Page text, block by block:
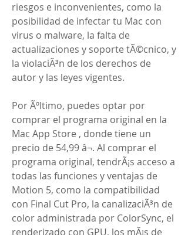
riesgos e inconvenientes, como la
posibilidad de infectar tu Mac con
virus o malware, la falta de
actualizaciones y soporte tÃ©cnico, y
la violaciÃ³n de los derechos de
autor y las leyes vigentes.
Por Ãºltimo, puedes optar por
comprar el programa original en la
Mac App Store , donde tiene un
precio de 54,99 â¬. Al comprar el
programa original, tendrÃ¡s acceso a
todas las funciones y ventajas de
Motion 5, como la compatibilidad
con Final Cut Pro, la canalizaciÃ³n de
color administrada por ColorSync, el
renderizado con GPU, los mÃ¡s de